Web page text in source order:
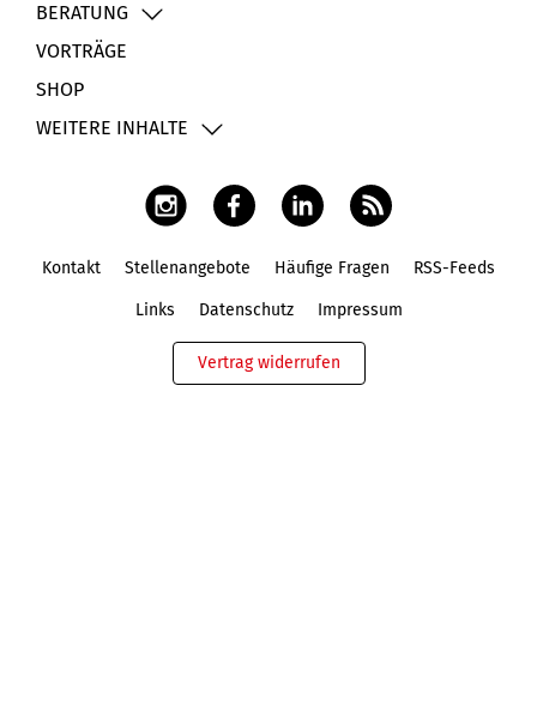
BERATUNG
VORTRÄGE
SHOP
WEITERE INHALTE
Kontakt Stellenangebote Häufige Fragen RSS-Feeds
Links Datenschutz Impressum
Vertrag widerrufen